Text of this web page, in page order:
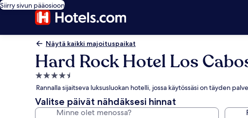
Siirry sivun pääosioon
Näytä kaikki majoituspaikat
Hard Rock Hotel Los
4.5
tähden
majoituspaikka
Rannalla sijaitseva luksusluokan hotelli, jossa käytössäsi on täyden
Valitse päivät nähdäksesi hinnat
Minne olet menossa?